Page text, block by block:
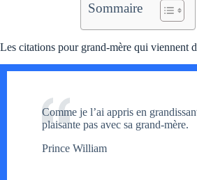
Sommaire
Les citations pour grand-mère qui viennent
Comme je l’ai appris en
plaisante pas avec sa grand-mère.
Prince William